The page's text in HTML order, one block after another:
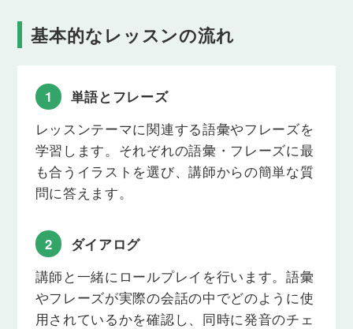
ます。
「好きなこと、嫌いなこと」をテーマに語
と会話の練習を行います。
Lesson 14
趣味２
「趣味」をテーマに語彙・フレーズを学習
Lesson 15
スポーツ１
「スポーツ」をテーマに語彙・フレーズを学
習し、それらを使って講師と会話の練習を行
います。
基本的なレッスンの流れ
1
単語とフレーズ
レッスンテーマに関連する語彙やフレーズを
学習します。それぞれの語彙・フレーズに最
も合うイラストを選び、講師からの簡単な質
問に答えます。
2
ダイアログ
講師と一緒にロールプレイを行います。語彙
やフレーズが実際の会話の中でどのように使
用されているかを確認し、同時に発音のチェ